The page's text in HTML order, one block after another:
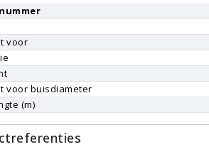
voor
voor buisdiameter
(m)